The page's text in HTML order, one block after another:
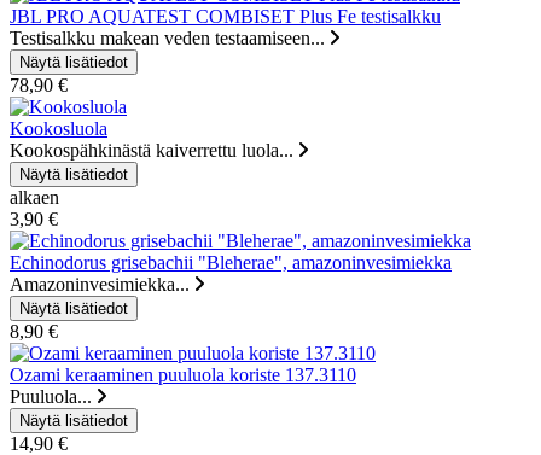
JBL PRO AQUATEST COMBISET Plus Fe testisalkku
Testisalkku makean veden testaamiseen...
78,90 €
Kookosluola
Kookospähkinästä kaiverrettu luola...
alkaen
3,90 €
Echinodorus grisebachii "Bleherae", amazoninvesimiekka
Amazoninvesimiekka...
8,90 €
Ozami keraaminen puuluola koriste 137.3110
Puuluola...
14,90 €